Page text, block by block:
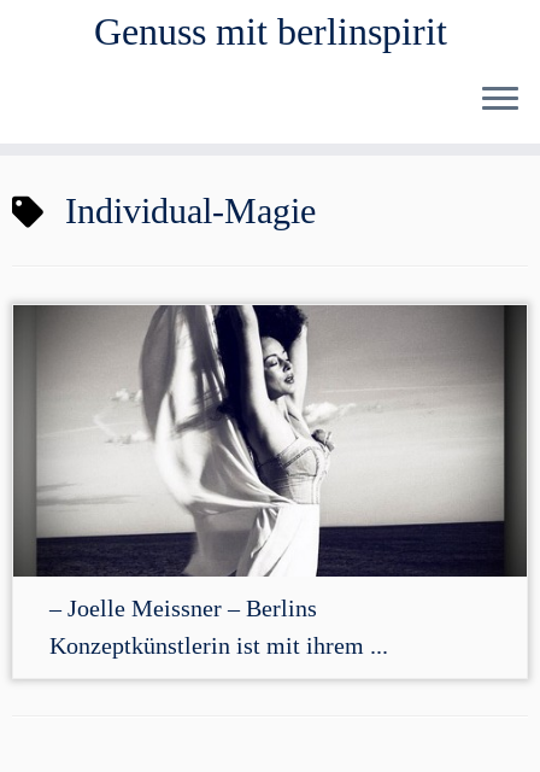
Inhalt
Genuss mit berlinspirit
Individual-Magie
– Joelle Meissner – Berlins
Konzeptkünstlerin ist mit ihrem ...